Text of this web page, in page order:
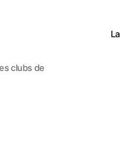
clubs de